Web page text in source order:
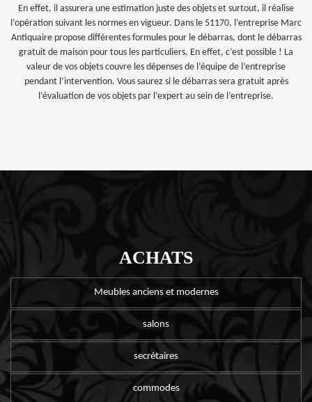
En effet, il assurera une estimation juste des objets et surtout, il réalise
l’opération suivant les normes en vigueur. Dans le 51170, l’entreprise Marc
Antiquaire propose différentes formules pour le débarras, dont le débarras
gratuit de maison pour tous les particuliers. En effet, c’est possible ! La
valeur de vos objets couvre les dépenses de l’équipe de l’entreprise
pendant l’intervention. Vous saurez si le débarras sera gratuit après
l’évaluation de vos objets par l’expert au sein de l’entreprise.
ACHATS
Meubles anciens et modernes
salons
secrétaires
commodes